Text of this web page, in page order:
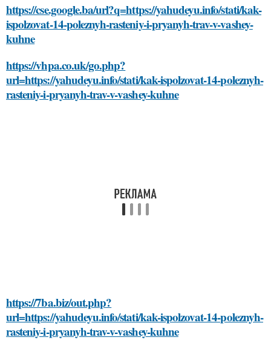
https://cse.google.ba/url?q=https://yahudeyu.info/stati/kak-
ispolzovat-14-poleznyh-rasteniy-i-pryanyh-trav-v-vashey-
kuhne
https://vhpa.co.uk/go.php?
url=https://yahudeyu.info/stati/kak-ispolzovat-14-poleznyh-
rasteniy-i-pryanyh-trav-v-vashey-kuhne
https://7ba.biz/out.php?
url=https://yahudeyu.info/stati/kak-ispolzovat-14-poleznyh-
rasteniy-i-pryanyh-trav-v-vashey-kuhne